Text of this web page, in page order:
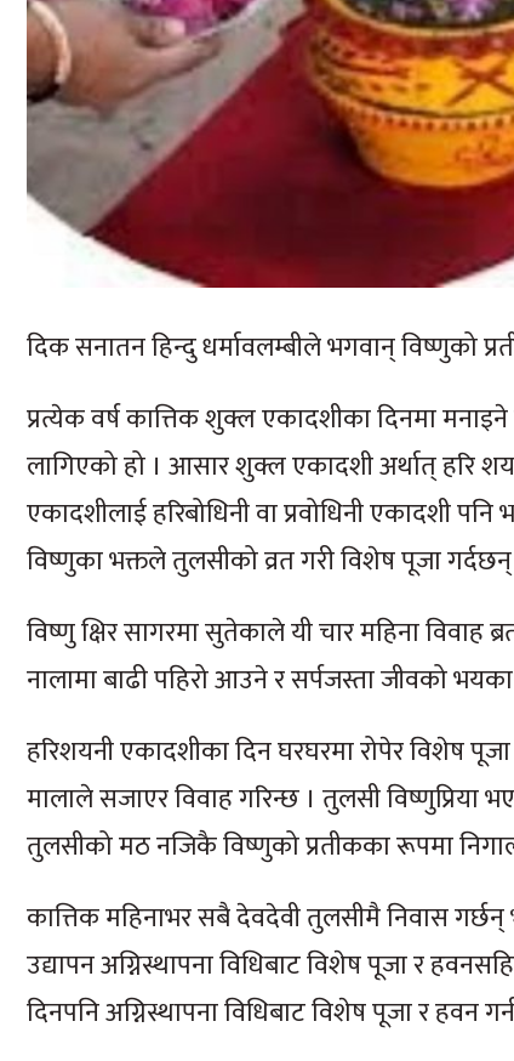
दिक सनातन हिन्दु धर्मावलम्बीले भगवान् विष्णुको
प्रत्येक वर्ष कात्तिक शुक्ल एकादशीका दिनमा
लागिएको हो । आसार शुक्ल एकादशी अर्थात् हरि
एकादशीलाई हरिबोधिनी वा प्रवोधिनी एकादशी
विष्णुका भक्तले तुलसीको व्रत गरी विशेष पूजा गर्दछन्
विष्णु क्षिर सागरमा सुतेकाले यी चार महिना विवाह
नालामा बाढी पहिरो आउने र सर्पजस्ता जीवको
हरिशयनी एकादशीका दिन घरघरमा रोपेर विशेष
मालाले सजाएर विवाह गरिन्छ । तुलसी विष्णुप्रिया
तुलसीको मठ नजिकै विष्णुको प्रतीकका रूपमा
कात्तिक महिनाभर सबै देवदेवी तुलसीमै निवास
उद्यापन अग्निस्थापना विधिबाट विशेष पूजा र
दिनपनि अग्निस्थापना विधिबाट विशेष पूजा र हवन